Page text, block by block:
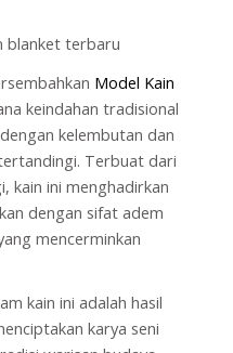
Model Kain
keindahan tradisional
kelembutan dan
Terbuat dari
kain ini menghadirkan
dengan sifat adem
mencerminkan
kain ini adalah hasil
karya seni